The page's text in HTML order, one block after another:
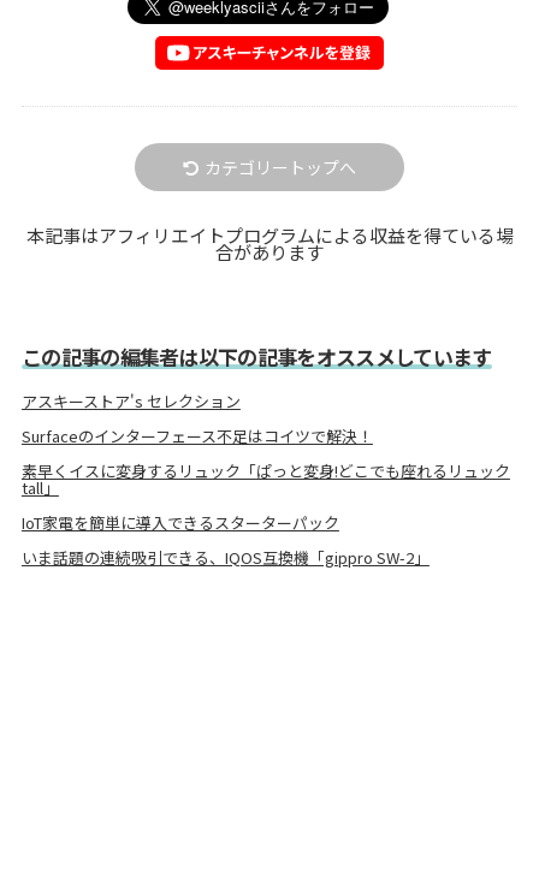
カテゴリートップへ
本記事はアフィリエイトプログラムによる収益を得ている場
合があります
この記事の編集者は以下の記事をオススメしています
アスキーストア's セレクション
Surfaceのインターフェース不足はコイツで解決！
素早くイスに変身するリュック「ぱっと変身!どこでも座れるリュック
tall」
IoT家電を簡単に導入できるスターターパック
いま話題の連続吸引できる、IQOS互換機「gippro SW-2」